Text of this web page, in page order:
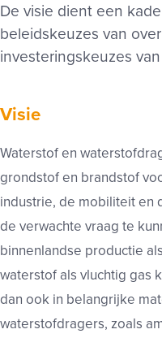
De visie dient een
beleidskeuzes van
investeringskeuzes
Visie
Waterstof en
grondstof en brandstof
industrie, de mobiliteit en
de verwachte vraag te
binnenlandse productie
waterstof als vluchtig gas
dan ook in belangrijke
waterstofdragers, zoals